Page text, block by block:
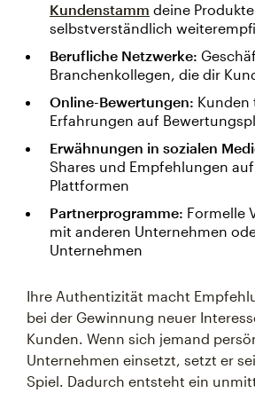
Kundenstamm deine Produkte
selbstverständlich
Berufliche Netzwerke:
Branchenkollegen, die dir
Online-Bewertungen: Kunden
Erfahrungen auf
Erwähnungen in sozialen
Shares und Empfehlungen
Plattformen
Partnerprogramme: Formelle
mit anderen Unternehmen
Unternehmen
Ihre Authentizität macht
bei der Gewinnung neuer
Kunden. Wenn sich jemand
Unternehmen einsetzt, setzt er
Spiel. Dadurch entsteht ein